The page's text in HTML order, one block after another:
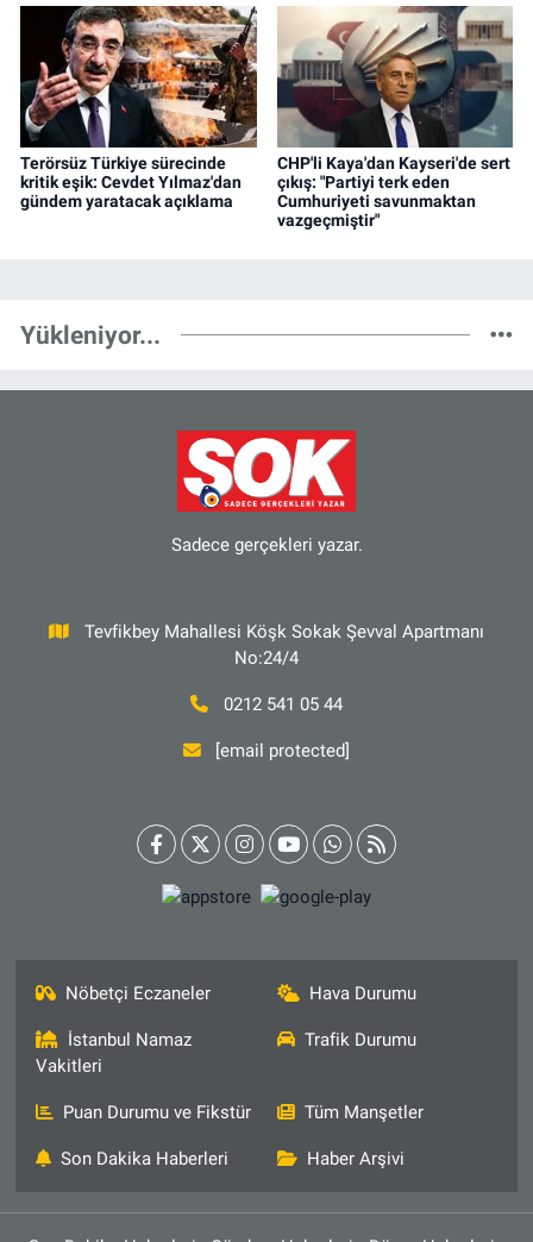
Terörsüz Türkiye sürecinde
kritik eşik: Cevdet Yılmaz'dan
gündem yaratacak açıklama
CHP'li Kaya'dan Kayseri'de sert
çıkış: "Partiyi terk eden
Cumhuriyeti savunmaktan
vazgeçmiştir"
Yükleniyor...
Sadece gerçekleri yazar.
Tevfikbey Mahallesi Köşk Sokak Şevval Apartmanı
No:24/4
0212 541 05 44
[email protected]
Nöbetçi Eczaneler Hava Durumu
İstanbul Namaz
Vakitleri
Trafik Durumu
Puan Durumu ve Fikstür Tüm Manşetler
Son Dakika Haberleri Haber Arşivi